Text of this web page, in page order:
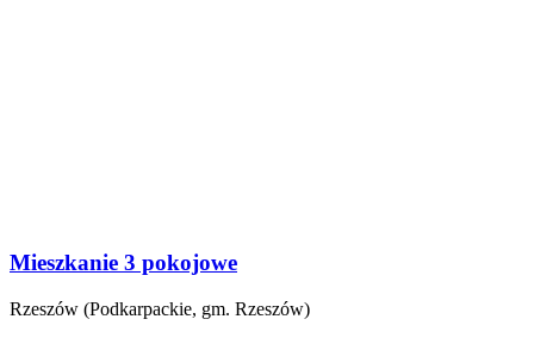
Mieszkanie 3 pokojowe
Rzeszów (Podkarpackie, gm. Rzeszów)